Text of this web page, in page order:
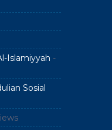
Islamiyyah -
Sosial